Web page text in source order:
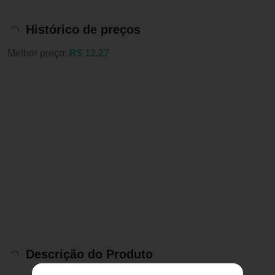
Histórico de preços
Melhor preço: R$ 12,27
Descrição do Produto